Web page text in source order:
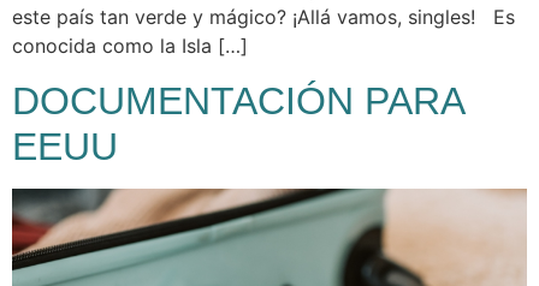
este país tan verde y mágico? ¡Allá vamos, singles! Es
conocida como la Isla […]
DOCUMENTACIÓN PARA
EEUU